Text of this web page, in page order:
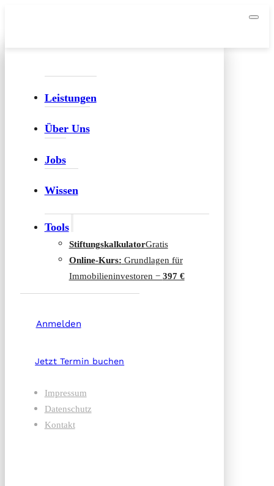
Leistungen
Über Uns
Jobs
Wissen
Tools
StiftungskalkulatorGratis
Online-Kurs: Grundlagen für
Immobilien­investoren − 397 €
Anmelden
Jetzt Termin buchen
Impressum
Datenschutz
Kontakt